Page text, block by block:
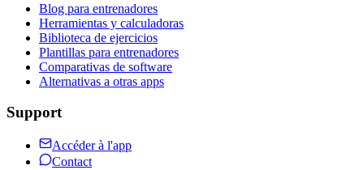
Blog para entrenadores
Herramientas y calculadoras
Biblioteca de ejercicios
Plantillas para entrenadores
Comparativas de software
Alternativas a otras apps
Support
Accéder à l'app
Contact